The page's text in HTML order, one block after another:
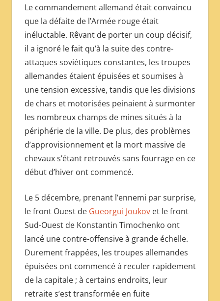
Le commandement allemand était convaincu
que la défaite de l’Armée rouge était
inéluctable. Rêvant de porter un coup décisif,
il a ignoré le fait qu’à la suite des contre-
attaques soviétiques constantes, les troupes
allemandes étaient épuisées et soumises à
une tension excessive, tandis que les divisions
de chars et motorisées peinaient à surmonter
les nombreux champs de mines situés à la
périphérie de la ville. De plus, des problèmes
d’approvisionnement et la mort massive de
chevaux s’étant retrouvés sans fourrage en ce
début d’hiver ont commencé.
Le 5 décembre, prenant l’ennemi par surprise,
le front Ouest de Gueorgui Joukovet le front
Sud-Ouest de Konstantin Timochenko ont
lancé une contre-offensive à grande échelle.
Durement frappées, les troupes allemandes
épuisées ont commencé à reculer rapidement
de la capitale ; à certains endroits, leur
retraite s’est transformée en fuite